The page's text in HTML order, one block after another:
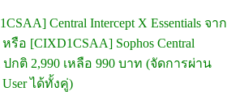
Central Intercept X Essentials จาก
รือ [CIXD1CSAA] Sophos Central
ปกติ 2,990 เหลือ 990 บาท (จัดการผ่าน
ได้ทั้งคู่)